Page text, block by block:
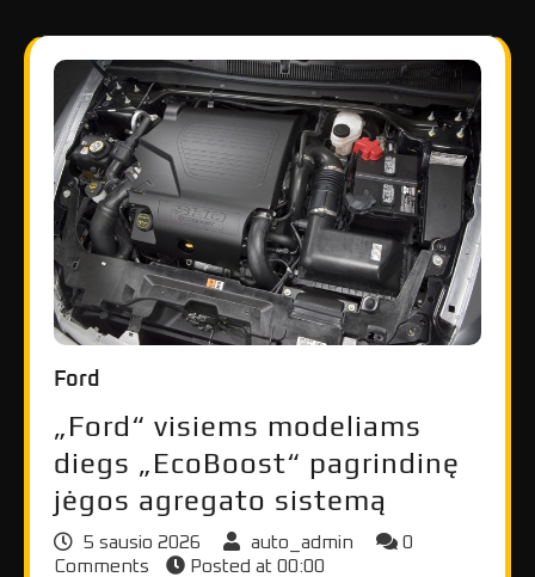
Ford
„Ford“ visiems modeliams
diegs „EcoBoost“ pagrindinę
jėgos agregato sistemą
5 sausio 2026 auto_admin
0
Comments
Posted at 00:00